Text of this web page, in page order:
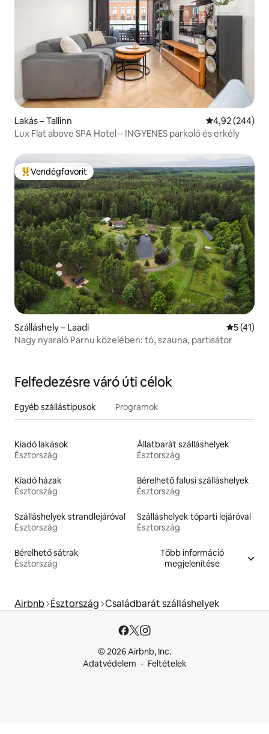
Lakás – Tallinn Átlagos
4,92 (244)
Lux Flat above SPA Hotel – INGYENES parkoló és erkély
Kiemelt vendégfavorit
Vendégfavorit
Szálláshely – Laadi Átlagos
5 (41)
Nagy nyaraló Pärnu közelében: tó, szauna, partisátor
Felfedezésre váró úti célok
Egyéb szállástípusok Programok
Kiadó lakások
Észtország
Állatbarát szálláshelyek
Észtország
Kiadó házak
Észtország
Bérelhető falusi szálláshelyek
Észtország
Szálláshelyek strandlejáróval
Észtország
Szálláshelyek tóparti lejáróval
Észtország
Bérelhető sátrak
Észtország
Több információ
megjelenítése
Airbnb Észtország Családbarát szálláshelyek
© 2026 Airbnb, Inc.
Adatvédelem
Feltételek